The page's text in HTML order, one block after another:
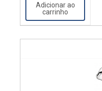
Adicionar ao
carrinho